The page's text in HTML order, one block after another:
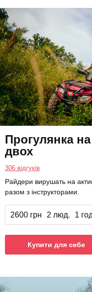
Прогулянка
двох
306 відгуків
Райдери вирушать на
разом з інструкторами.
2600 грн 2 люд. 1
Купити для себе